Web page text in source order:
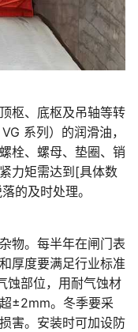
枢、底枢及吊轴等转
系列）的润滑油，
栓、螺母、垫圈、销
力矩需达到[具体数
的及时处理。
物。每半年在闸门表
厚度要满足行业标准
蚀部位，用耐气蚀材
±2mm。冬季要采
害。安装时可加设防